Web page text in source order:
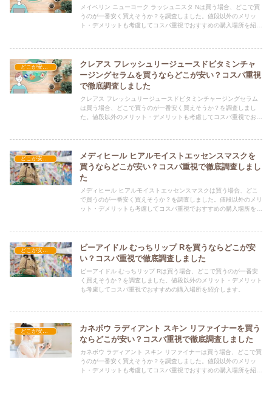
メイベリン ニューヨーク ラッシュニスタ Nは買う場合、どこで買
うのが一番安く買えそうか？を調査しました。値段以外のメリッ
ト・デメリットも考慮してコスパ重視でおすすめの購入場所を紹介
どこが安い？-コスメ・美容品
クレアス フレッシュリージュースドビタミンチャ
ージングセラムを買うならどこが安い？コスパ重視
で徹底調査しました
クレアス フレッシュリージュースドビタミンチャージングセラム
は買う場合、どこで買うのが一番安く買えそうか？を調査しまし
た。値段以外のメリット・デメリットも考慮してコスパ重視でおす
どこが安い？-コスメ・美容品
メディヒール ヒアルモイストエッセンスマスクを
買うならどこが安い？コスパ重視で徹底調査しまし
た
メディヒール ヒアルモイストエッセンスマスクは買う場合、どこ
で買うのが一番安く買えそうか？を調査しました。値段以外のメリ
ット・デメリットも考慮してコスパ重視でおすすめの購入場所を紹
どこが安い？-コスメ・美容品
ビーアイドル むっちリップ Rを買うならどこが安
い？コスパ重視で徹底調査しました
ビーアイドル むっちリップ Rは買う場合、どこで買うのが一番安
く買えそうか？を調査しました。値段以外のメリット・デメリット
も考慮してコスパ重視でおすすめの購入場所を紹介します。
どこが安い？-コスメ・美容品
カネボウ ラディアント スキン リファイナーを買う
ならどこが安い？コスパ重視で徹底調査しました
カネボウ ラディアント スキン リファイナーは買う場合、どこで買
うのが一番安く買えそうか？を調査しました。値段以外のメリッ
ト・デメリットも考慮してコスパ重視でおすすめの購入場所を紹介